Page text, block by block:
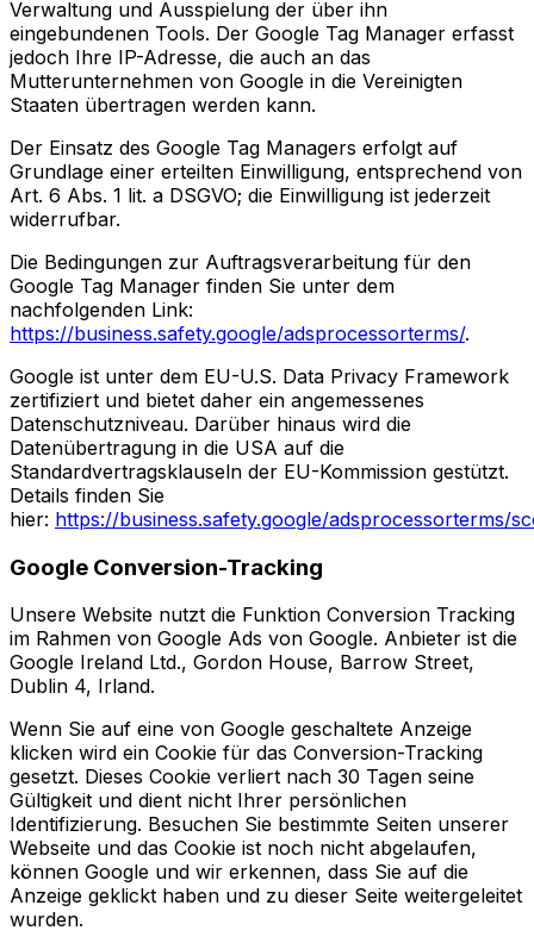
Verwaltung und Ausspielung der über ihn
eingebundenen Tools. Der Google Tag Manager erfasst
jedoch Ihre IP-Adresse, die auch an das
Mutterunternehmen von Google in die Vereinigten
Staaten übertragen werden kann.
Der Einsatz des Google Tag Managers erfolgt auf
Grundlage einer erteilten Einwilligung, entsprechend von
Art. 6 Abs. 1 lit. a DSGVO; die Einwilligung ist jederzeit
widerrufbar.
Die Bedingungen zur Auftragsverarbeitung für den
Google Tag Manager finden Sie unter dem
nachfolgenden Link:
https://business.safety.google/adsprocessorterms/.
Google ist unter dem EU-U.S. Data Privacy Framework
zertifiziert und bietet daher ein angemessenes
Datenschutzniveau. Darüber hinaus wird die
Datenübertragung in die USA auf die
Standardvertragsklauseln der EU-Kommission gestützt.
Details finden Sie
hier: https://business.safety.google/adsprocessorterms/
Google Conversion-Tracking
Unsere Website nutzt die Funktion Conversion Tracking
im Rahmen von Google Ads von Google. Anbieter ist die
Google Ireland Ltd., Gordon House, Barrow Street,
Dublin 4, Irland.
Wenn Sie auf eine von Google geschaltete Anzeige
klicken wird ein Cookie für das Conversion-Tracking
gesetzt. Dieses Cookie verliert nach 30 Tagen seine
Gültigkeit und dient nicht Ihrer persönlichen
Identifizierung. Besuchen Sie bestimmte Seiten unserer
Webseite und das Cookie ist noch nicht abgelaufen,
können Google und wir erkennen, dass Sie auf die
Anzeige geklickt haben und zu dieser Seite weitergeleitet
wurden.